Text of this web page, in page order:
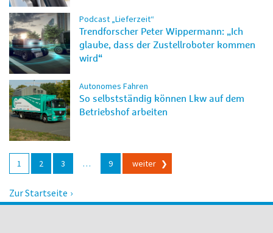
Podcast „Lieferzeit“
Trendforscher Peter Wippermann: „Ich
glaube, dass der Zustellroboter kommen
wird“
Autonomes Fahren
So selbstständig können Lkw auf dem
Betriebshof arbeiten
Beitragsnavigation
1 2 3 … 9 weiter
Zur Startseite